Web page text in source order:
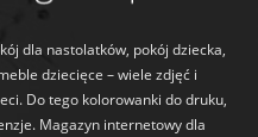
dla nastolatków, pokój dziecka,
dziecięce – wiele zdjęć i
Do tego kolorowanki do druku,
Magazyn internetowy dla